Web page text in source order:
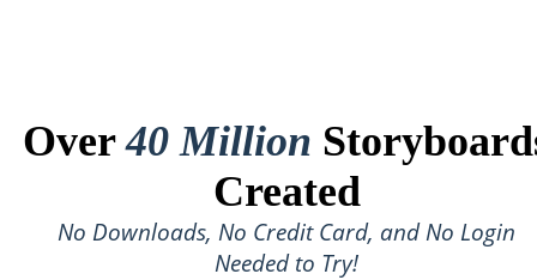
Over40 Million
Created
No Downloads, No Credit Card, and No Login
Needed to Try!